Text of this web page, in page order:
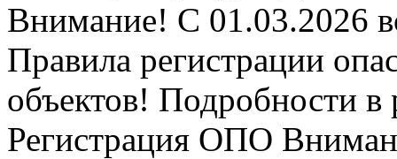
Внимание! С 01.03.2026
Правила регистрации
объектов! Подробности в
Регистрация ОПО